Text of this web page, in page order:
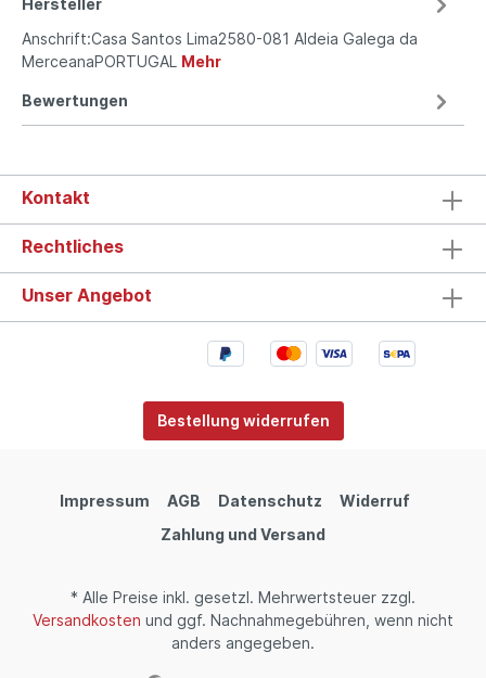
Hersteller
Anschrift:Casa Santos Lima2580-081 Aldeia Galega da
MerceanaPORTUGAL Mehr
Bewertungen
Kontakt
Rechtliches
Unser Angebot
Bestellung widerrufen
Impressum AGB Datenschutz
Widerruf
Zahlung und Versand
* Alle Preise inkl. gesetzl. Mehrwertsteuer zzgl.
Versandkosten und ggf. Nachnahmegebühren, wenn nicht
anders angegeben.